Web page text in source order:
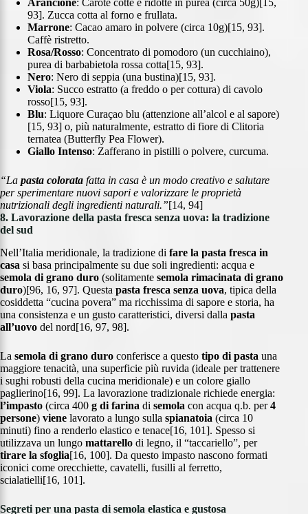
Arancione: Carote cotte e ridotte in purea (circa 50g)[15,
93]. Zucca cotta al forno e frullata.
Marrone: Cacao amaro in polvere (circa 10g)[15, 93].
Caffè ristretto.
Rosa/Rosso: Concentrato di pomodoro (un cucchiaino),
purea di barbabietola rossa cotta[15, 93].
Nero: Nero di seppia (una bustina)[15, 93].
Viola: Succo estratto (a freddo o per cottura) di cavolo
rosso[15, 93].
Blu: Liquore Curaçao blu (attenzione all’alcol e al sapore)
[15, 93] o, più naturalmente, estratto di fiore di Clitoria
ternatea (Butterfly Pea Flower).
Giallo Intenso: Zafferano in pistilli o polvere, curcuma.
“La pasta colorata fatta in casa è un modo creativo e salutare
per sperimentare nuovi sapori e valorizzare le proprietà
nutrizionali degli ingredienti naturali.”[14, 94]
8. Lavorazione della pasta fresca senza uova: la tradizione
del sud
Nell’Italia meridionale, la tradizione di fare la pasta fresca in
casa si basa principalmente su due soli ingredienti: acqua e
semola di grano duro (solitamente semola rimacinata di grano
duro)[96, 16, 97]. Questa pasta fresca senza uova, tipica della
cosiddetta “cucina povera” ma ricchissima di sapore e storia, ha
una consistenza e un gusto caratteristici, diversi dalla pasta
all’uovo del nord[16, 97, 98].
La semola di grano duro conferisce a questo tipo di pasta una
maggiore tenacità, una superficie più ruvida (ideale per trattenere
i sughi robusti della cucina meridionale) e un colore giallo
paglierino[16, 99]. La lavorazione tradizionale richiede energia:
l’impasto (circa 400 g di farina di semola con acqua q.b. per4
persone) viene lavorato a lungo sulla spianatoia (circa 10
minuti) fino a renderlo elastico e tenace[16, 101]. Spesso si
utilizzava un lungo mattarello di legno, il “taccariello”, per
tirare la sfoglia[16, 100]. Da questo impasto nascono formati
iconici come orecchiette, cavatelli, fusilli al ferretto,
scialatielli[16, 101].
Segreti per una pasta di semola elastica e gustosa